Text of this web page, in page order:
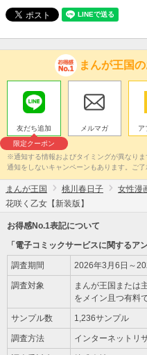
まんが王国
友だち追加
限定クーポン
メルマガ ア
※通知する情報およびタイミングが異なり
通知をしないキャンペーンもあります。ご了
まんが王国 桃川春日子 女性漫
花咲く乙女【新装版】
お得感No.1表記について
「電子コミックサービスに関するア
調査期間 2026年3月6日～
調査対象
まんが王国または
をメイン且つ有料
サンプル数 1,236サンプル
調査方法 インターネットリ